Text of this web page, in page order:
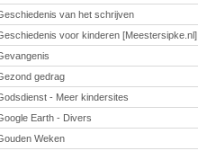
van het schrijven
voor kinderen [Meestersipke.nl]
gedrag
- Meer kindersites
Earth - Divers
Weken